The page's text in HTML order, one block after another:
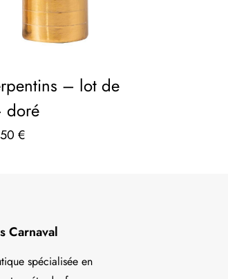
– lot de
€
Carnaval
spécialisée en